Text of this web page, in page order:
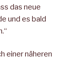
das neue
und es bald
einer näheren